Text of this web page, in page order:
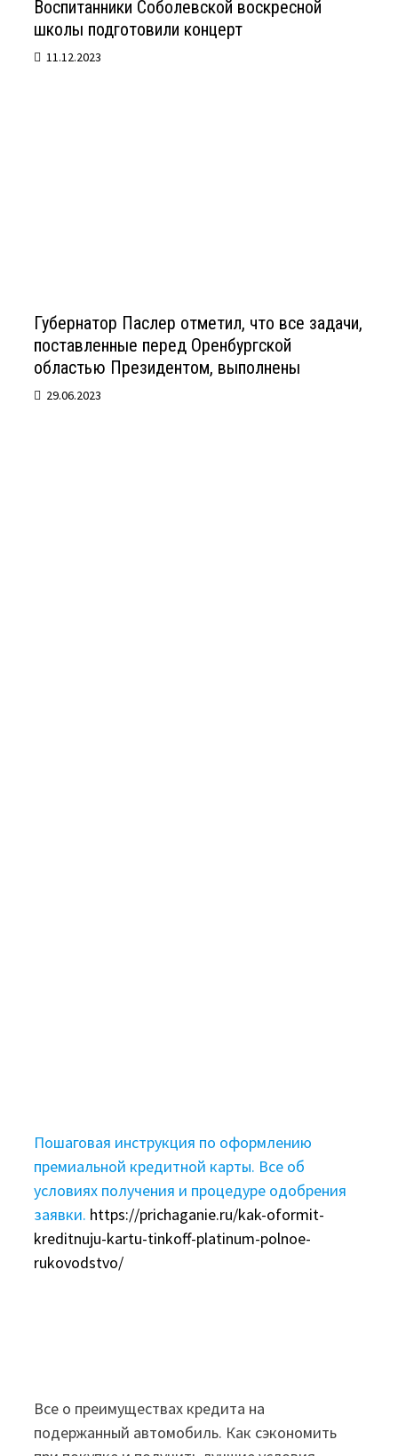
Воспитанники Соболевской воскресной
школы подготовили концерт
11.12.2023
Губернатор Паслер отметил, что все задачи,
поставленные перед Оренбургской
областью Президентом, выполнены
29.06.2023
Пошаговая инструкция по оформлению
премиальной кредитной карты. Все об
условиях получения и процедуре одобрения
заявки. https://prichaganie.ru/kak-oformit-
kreditnuju-kartu-tinkoff-platinum-polnoe-
rukovodstvo/
Все о преимуществах кредита на
подержанный автомобиль. Как сэкономить